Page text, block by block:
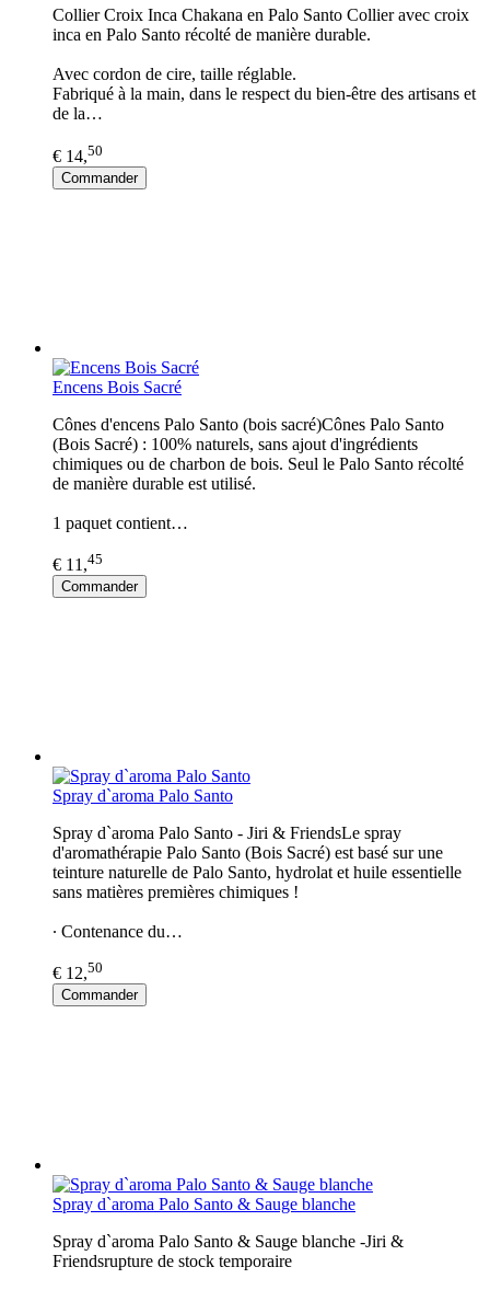
Collier Croix Inca Chakana en Palo Santo Collier avec croix
inca en Palo Santo récolté de manière durable.
Avec cordon de cire, taille réglable.
Fabriqué à la main, dans le respect du bien-être des artisans et
de la…
€ 14,50
Commander
Encens Bois Sacré
Cônes d'encens Palo Santo (bois sacré)Cônes Palo Santo
(Bois Sacré) : 100% naturels, sans ajout d'ingrédients
chimiques ou de charbon de bois. Seul le Palo Santo récolté
de manière durable est utilisé.
1 paquet contient…
€ 11,45
Commander
Spray d`aroma Palo Santo
Spray d`aroma Palo Santo - Jiri & FriendsLe spray
d'aromathérapie Palo Santo (Bois Sacré) est basé sur une
teinture naturelle de Palo Santo, hydrolat et huile essentielle
sans matières premières chimiques !
∙ Contenance du…
€ 12,50
Commander
Spray d`aroma Palo Santo & Sauge blanche
Spray d`aroma Palo Santo & Sauge blanche -Jiri &
Friendsrupture de stock temporaire